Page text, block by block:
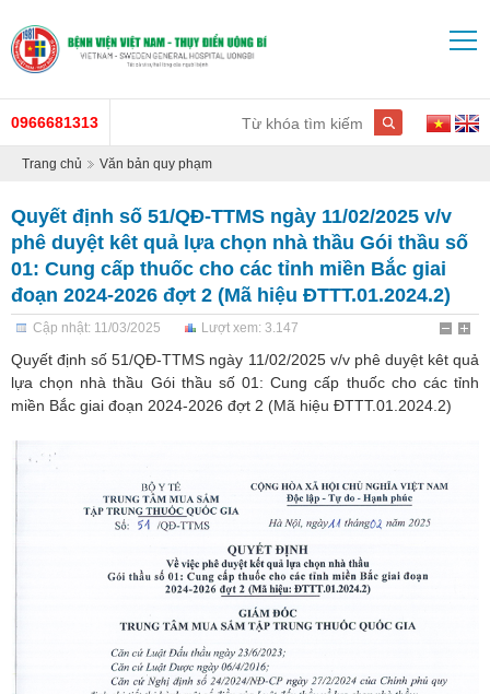
0966681313
Trang chủ Văn bản quy phạm
Quyết định số 51/QĐ-TTMS ngày 11/02/2025 v/v
phê duyệt kêt quả lựa chọn nhà thầu Gói thầu số
01: Cung cấp thuốc cho các tỉnh miền Bắc giai
đoạn 2024-2026 đợt 2 (Mã hiệu ĐTTT.01.2024.2)
Cập nhật: 11/03/2025 Lượt xem: 3.147
Quyết định số 51/QĐ-TTMS ngày 11/02/2025 v/v phê duyệt kêt quả
lựa chọn nhà thầu Gói thầu số 01: Cung cấp thuốc cho các tỉnh
miền Bắc giai đoạn 2024-2026 đợt 2 (Mã hiệu ĐTTT.01.2024.2)